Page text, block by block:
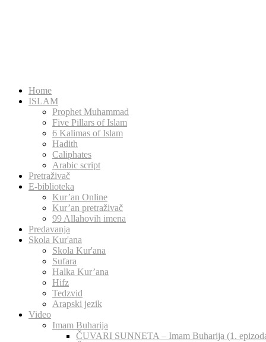
Home
ISLAM
Prophet Muhammad
Five Pillars of Islam
6 Kalimas of Islam
Hadith
Caliphates
Arabic script
Pretraživač
E-biblioteka
Kur’an Online
Kur’an pretraživač
99 Allahovih imena
Predavanja
Skola Kur'ana
Skola Kur'ana
Sufara
Halka Kur’ana
Hifz
Tedzvid
Arapski jezik
Video
Imam Buharija
ČUVARI SUNNETA – Imam Buharija (1.